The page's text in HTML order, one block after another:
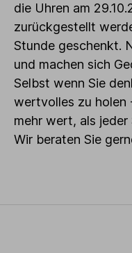
die Uhren am
zurückgestellt
Stunde geschenkt.
und machen sich
Selbst wenn Sie
wertvolles zu holen
mehr wert, als jeder
Wir beraten Sie